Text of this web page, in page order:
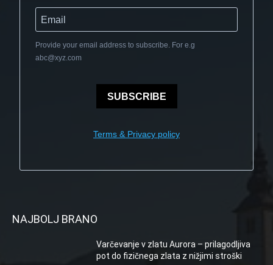
Provide your email address to subscribe. For e.g
abc@xyz.com
SUBSCRIBE
Terms & Privacy policy
NAJBOLJ BRANO
Varčevanje v zlatu Aurora – prilagodljiva
pot do fizičnega zlata z nižjimi stroški